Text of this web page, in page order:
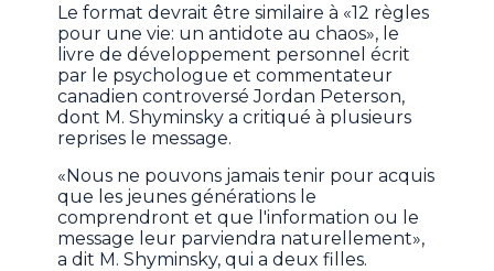
Le format devrait être similaire à «12 règles
pour une vie: un antidote au chaos», le
livre de développement personnel écrit
par le psychologue et commentateur
canadien controversé Jordan Peterson,
dont M. Shyminsky a critiqué à plusieurs
reprises le message.
«Nous ne pouvons jamais tenir pour acquis
que les jeunes générations le
comprendront et que l'information ou le
message leur parviendra naturellement»,
a dit M. Shyminsky, qui a deux filles.